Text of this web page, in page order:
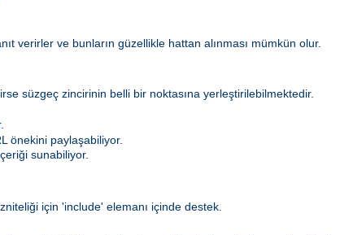
verirler ve bunların güzellikle hattan alınması mümkün olur.
süzgeç zincirinin belli bir noktasına yerleştirilebilmektedir.
önekini paylaşabiliyor.
sunabiliyor.
için 'include' elemanı içinde destek.